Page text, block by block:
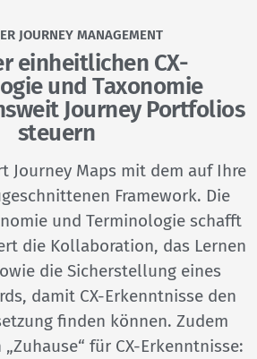
JOURNEY MANAGEMENT
einheitlichen CX-
und Taxonomie
Journey Portfolios
steuern
Journey Maps mit dem auf Ihre
Framework. Die
und Terminologie schafft
die Kollaboration, das Lernen
die Sicherstellung eines
damit CX-Erkenntnisse den
finden können. Zudem
für CX-Erkenntnisse: